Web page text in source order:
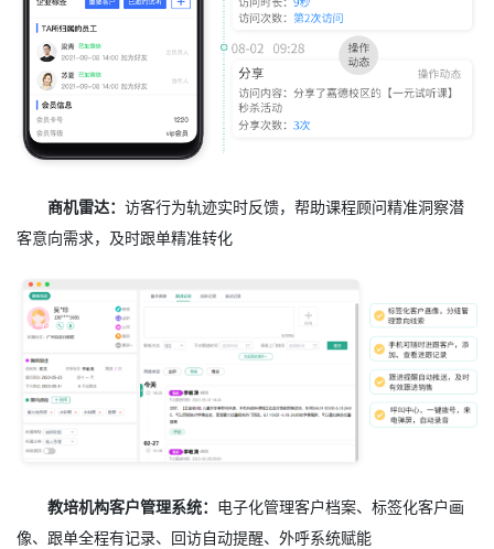
商机雷达：访客行为轨迹实时反馈，帮助课程顾问精准洞察潜
客意向需求，及时跟单精准转化
教培机构客户管理系统： 电子化管理客户档案、标签化客户画
像、跟单全程有记录、回访自动提醒、外呼系统赋能